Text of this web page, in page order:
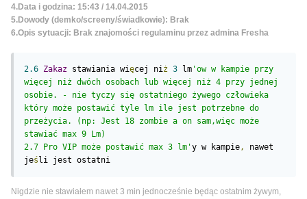
4.Data i godzina: 15:43 / 14.04.2015
5.Dowody (demko/screeny/świadkowie): Brak
6.Opis sytuacji: Brak znajomości regulaminu przez admina Fresha
2.6 Zakaz stawiania więcej niż 3 lm 'ow w kampie przy
więcej niż dwóch osobach lub więcej niż 4 przy jednej
osobie. - nie tyczy się ostatniego żywego człowieka
który może postawić tyle lm ile jest potrzebne do
przeżycia. (np: Jest 18 zombie a on sam,więc może
stawiać max 9 Lm)
2.7 Pro VIP może postawić max 3 lm'y w kampie,
nawet
jeś li jest ostatni
Nigdzie nie stawiałem nawet 3 min jednocześnie będąc ostatnim żywym,